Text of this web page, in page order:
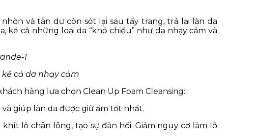
và tàn dư còn sót lại sau tẩy trang, trả lại làn da
kể cả những loại da “khó chiều” như da nhạy cảm và
cả da nhạy cảm
hàng lựa chọn Clean Up Foam Cleansing:
giúp làn da được giữ ẩm tốt nhất.
lỗ chân lông, tạo sự đàn hồi. Giảm nguy cơ làm lỗ